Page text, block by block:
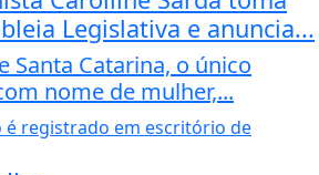
Legislativa e anuncia...
Santa Catarina, o único
nome de mulher,...